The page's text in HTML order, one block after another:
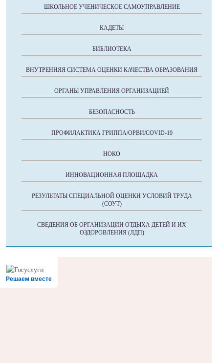
ШКОЛЬНОЕ УЧЕНИЧЕСКОЕ САМОУПРАВЛЕНИЕ
КАДЕТЫ
БИБЛИОТЕКА
ВНУТРЕННЯЯ СИСТЕМА ОЦЕНКИ КАЧЕСТВА ОБРАЗОВАНИЯ
ОРГАНЫ УПРАВЛЕНИЯ ОРГАНИЗАЦИЕЙ
БЕЗОПАСНОСТЬ
ПРОФИЛАКТИКА ГРИППА/ОРВИ/COVID-19
НОКО
ИННОВАЦИОННАЯ ПЛОЩАДКА
РЕЗУЛЬТАТЫ СПЕЦИАЛЬНОЙ ОЦЕНКИ УСЛОВИЙ ТРУДА
(СОУТ)
СВЕДЕНИЯ ОБ ОРГАНИЗАЦИИ ОТДЫХА ДЕТЕЙ И ИХ
ОЗДОРОВЛЕНИЯ (ЛДП)
Решаем вместе